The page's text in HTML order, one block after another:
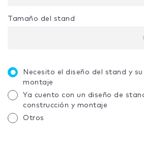
Tamaño del stand
Necesito el diseño del stand y
montaje
Ya cuento con un diseño de
construcción y montaje
Otros